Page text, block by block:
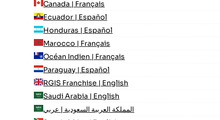
Canada | Français
Ecuador | Español
Honduras | Español
Marocco | Français
Océan Indien | Français
Paraguay | Español
RGIS Franchise | English
Saudi Arabia | English
المملكة العربية السعودية | عربي